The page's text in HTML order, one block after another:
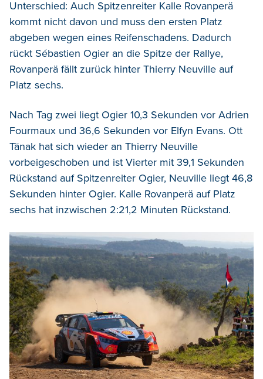
Unterschied: Auch Spitzenreiter Kalle Rovanperä
kommt nicht davon und muss den ersten Platz
abgeben wegen eines Reifenschadens. Dadurch
rückt Sébastien Ogier an die Spitze der Rallye,
Rovanperä fällt zurück hinter Thierry Neuville auf
Platz sechs.
Nach Tag zwei liegt Ogier 10,3 Sekunden vor Adrien
Fourmaux und 36,6 Sekunden vor Elfyn Evans. Ott
Tänak hat sich wieder an Thierry Neuville
vorbeigeschoben und ist Vierter mit 39,1 Sekunden
Rückstand auf Spitzenreiter Ogier, Neuville liegt 46,8
Sekunden hinter Ogier. Kalle Rovanperä auf Platz
sechs hat inzwischen 2:21,2 Minuten Rückstand.